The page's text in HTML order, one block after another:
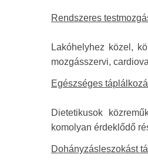
Rendszeres
Lakóhelyhez közel,
mozgásszervi,
Egészséges
Dietetikusok
komolyan érdeklődő
Dohányzásleszokást